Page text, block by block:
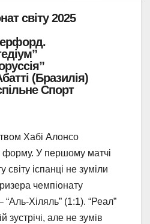
світу 2025
(Бразилія)
Спорт
Хабі Алонсо
форму. У першому матчі
світу іспанці не зуміли
чемпіонату
“Аль-Хіляль” (1:1). “Реал”
зустрічі, але не зумів